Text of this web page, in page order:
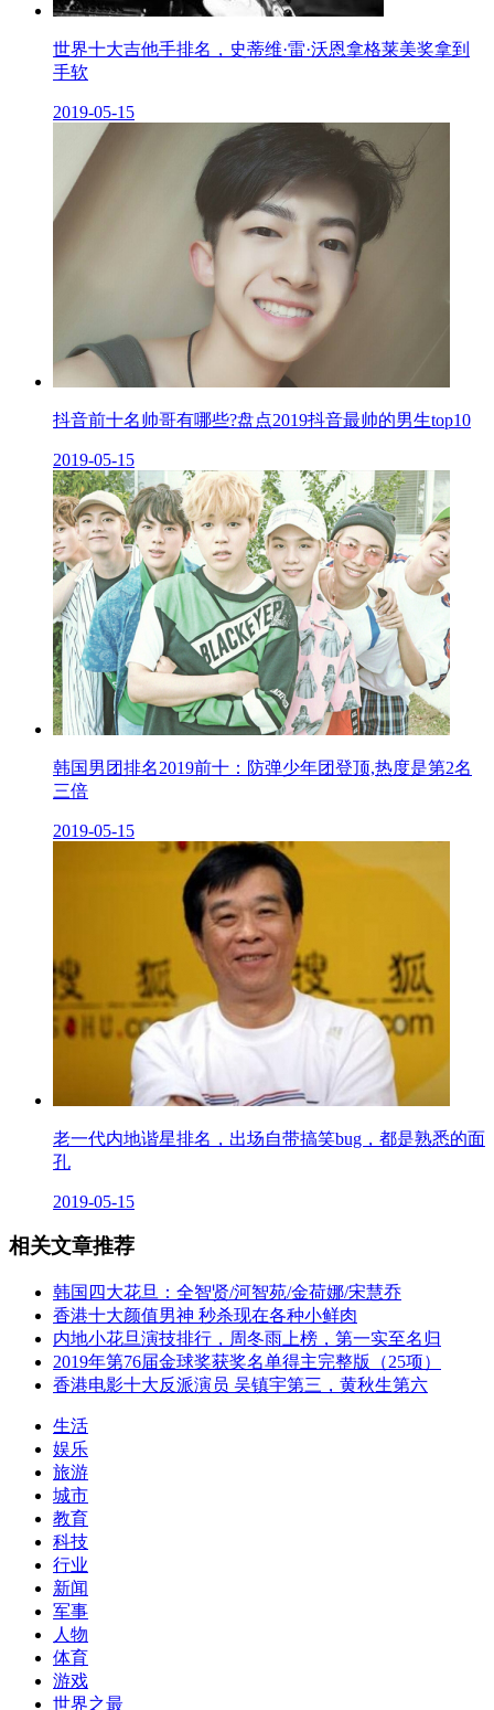
世界十大吉他手排名，史蒂维·雷·沃恩拿格莱美奖拿到
手软
2019-05-15
抖音前十名帅哥有哪些?盘点2019抖音最帅的男生top10
2019-05-15
韩国男团排名2019前十：防弹少年团登顶,热度是第2名
三倍
2019-05-15
老一代内地谐星排名，出场自带搞笑bug，都是熟悉的面
孔
2019-05-15
相关文章推荐
韩国四大花旦：全智贤/河智苑/金荷娜/宋慧乔
香港十大颜值男神 秒杀现在各种小鲜肉
内地小花旦演技排行，周冬雨上榜，第一实至名归
2019年第76届金球奖获奖名单得主完整版（25项）
香港电影十大反派演员 吴镇宇第三，黄秋生第六
生活
娱乐
旅游
城市
教育
科技
行业
新闻
军事
人物
体育
游戏
世界之最